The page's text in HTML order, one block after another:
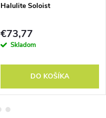
Halulite Soloist
€73,77
Skladom
DO KOŠÍKA